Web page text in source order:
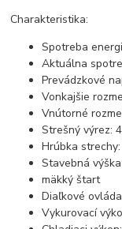
Charakteristika:
Spotreba
Aktuálna
Prevádzkové
Vonkajšie
Vnútorné
Strešný výrez:
Hrúbka
Stavebná
mäkký štart
Diaľkové
Vykurovací